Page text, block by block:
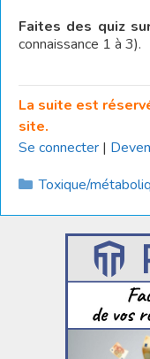
Faites des quiz
connaissance 1 à 3).
La suite est
site.
Se connecter |
Catégories
Toxique/